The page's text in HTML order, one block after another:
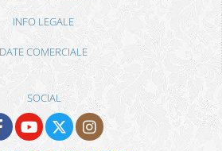
INFO LEGALE
DATE COMERCIALE
SOCIAL